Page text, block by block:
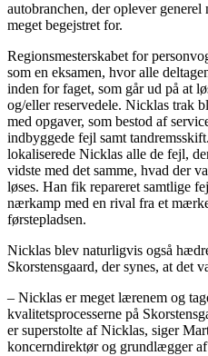
autobranchen, der oplever generel
meget begejstret for.
Regionsmesterskabet for
som en eksamen, hvor alle
inden for faget, som går ud på at
og/eller reservedele. Nicklas trak
med opgaver, som bestod af
indbyggede fejl samt
lokaliserede Nicklas alle de fejl,
vidste med det samme, hvad der
løses. Han fik repareret samtlige
nærkamp med en rival fra et
førstepladsen.
Nicklas blev naturligvis også
Skorstensgaard, der synes, at det
– Nicklas er meget lærenem og
kvalitetsprocesserne på
er superstolte af Nicklas, siger
koncerndirektør og grundlægger af